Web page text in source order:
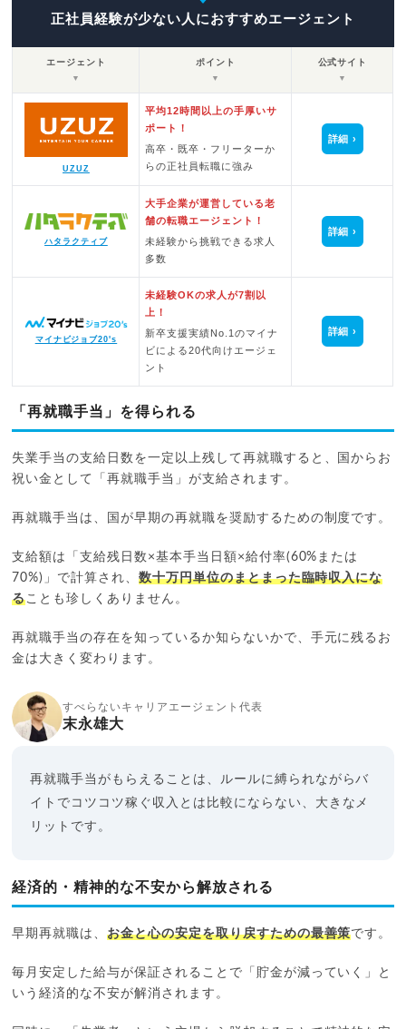
正社員経験が少ない人におすすめエージェント
エージェント
▼
ポイント
▼
公式サイト
▼
UZUZ
平均12時間以上の手厚いサ
ポート！
高卒・既卒・フリーターか
らの正社員転職に強み
詳細
ハタラクティブ
大手企業が運営している老
舗の転職エージェント！
未経験から挑戦できる求人
多数
詳細
マイナビジョブ20's
未経験OKの求人が7割以
上！
新卒支援実績No.1のマイナ
ビによる20代向けエージェ
ント
詳細
「再就職手当」を得られる
失業手当の支給日数を一定以上残して再就職すると、国からお
祝い金として「再就職手当」が支給されます。
再就職手当は、国が早期の再就職を奨励するための制度です。
支給額は「支給残日数×基本手当日額×給付率(60%または
70%)」で計算され、 数十万円単位のまとまった臨時収入にな
ることも珍しくありません。
再就職手当の存在を知っているか知らないかで、手元に残るお
金は大きく変わります。
すべらないキャリアエージェント代表
末永雄大
再就職手当がもらえることは、ルールに縛られながらバ
イトでコツコツ稼ぐ収入とは比較にならない、大きなメ
リットです。
経済的・精神的な不安から解放される
早期再就職は、お金と心の安定を取り戻すための最善策です。
毎月安定した給与が保証されることで「貯金が減っていく」と
いう経済的な不安が解消されます。